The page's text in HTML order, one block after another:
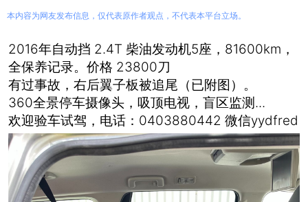
本内容为网友发布信息，仅代表原作者观点，不代表本平台立场。
2016年自动挡 2.4T 柴油发动机5座，81600km，
全保养记录。价格 23800刀
有过事故，右后翼子板被追尾（已附图）。
360全景停车摄像头，吸顶电视，盲区监测...
欢迎验车试驾，电话：0403880442 微信yydfred